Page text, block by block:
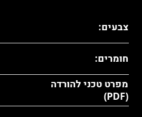
צבעים:
חומרים:
מפרט טכני להורדה
(PDF)